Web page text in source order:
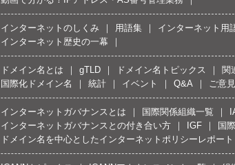
インターネットのしくみ 用語集 インターネット用
インターネット歴史の一幕
ドメイン名とは gTLD ドメイン名トピックス 関
国際化ドメイン名
統計 イベント Q&A ご意見
インターネットガバナンスとは 国際関係組織一覧
インターネットガバナンスとの付き合い方
IGF 国
ドメイン名を中心としたインターネットポリシーレポート